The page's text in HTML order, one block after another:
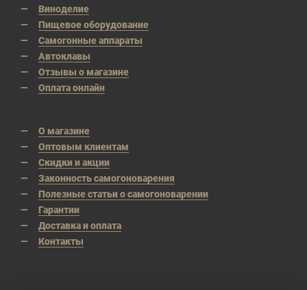
Виноделие
Пищевое оборудование
Самогонные аппараты
Автоклавы
Отзывы о магазине
Оплата онлайн
О магазине
Оптовым клиентам
Скидки и акции
Законность самогоноварения
Полезные статьи о самогоноварении
Гарантии
Доставка и оплата
Контакты